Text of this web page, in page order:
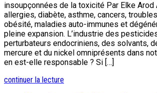
insoupçonnées de la toxicité Par Elke Arod
allergies, diabète, asthme, cancers,
obésité, maladies auto-immunes et
pleine expansion. L’industrie des
perturbateurs endocriniens, des solvants,
mercure et du nickel omniprésents dans
en est-elle responsable ? Si […]
continuer la lecture